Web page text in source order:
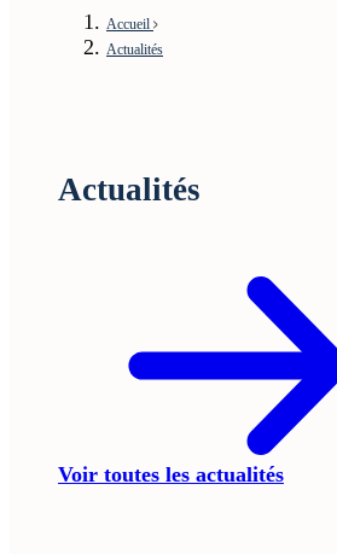
Accueil
Actualités
Actualités
Voir toutes les actualités